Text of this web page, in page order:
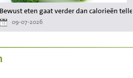
waardevol zijn?
Bewust eten gaat verder dan calorieën tellen
09-07-2026